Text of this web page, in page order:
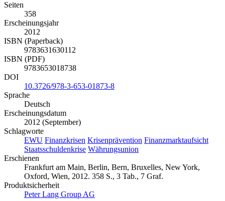
Seiten
358
Erscheinungsjahr
2012
ISBN (Paperback)
9783631630112
ISBN (PDF)
9783653018738
DOI
10.3726/978-3-653-01873-8
Sprache
Deutsch
Erscheinungsdatum
2012 (September)
Schlagworte
EWU Finanzkrisen Krisenprävention Finanzmarktaufsicht
Staatsschuldenkrise Währungsunion
Erschienen
Frankfurt am Main, Berlin, Bern, Bruxelles, New York,
Oxford, Wien, 2012. 358 S., 3 Tab., 7 Graf.
Produktsicherheit
Peter Lang Group AG